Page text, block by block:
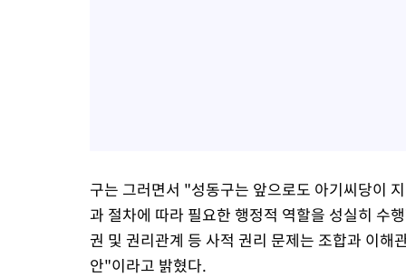
구는 그러면서 "성동구는 앞으로도 아기씨당이
과 절차에 따라 필요한 행정적 역할을 성실히 수
권 및 권리관계 등 사적 권리 문제는 조합과 이해
안"이라고 밝혔다.